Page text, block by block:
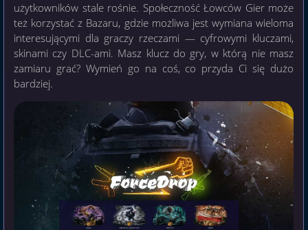
użytkowników stale rośnie. Społeczność Łowców Gier może
też korzystać z Bazaru, gdzie możliwa jest wymiana wieloma
interesującymi dla graczy rzeczami — cyfrowymi kluczami,
skinami czy DLC-ami. Masz klucz do gry, w którą nie masz
zamiaru grać? Wymień go na coś, co przyda Ci się dużo
bardziej.